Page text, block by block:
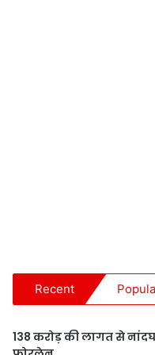
Recent
138 करोड़ की लागत से